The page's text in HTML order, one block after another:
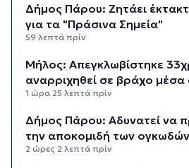
Δήμος Πάρου: Ζητάει
για τα "Πράσινα Σημεία"
59 λεπτά πρίν
Μήλος: Απεγκλωβίστηκε
αναρριχηθεί σε βράχο
1 ώρα 25 λεπτά πρίν
Δήμος Πάρου: Αδυνατεί να
την αποκομιδή των
2 ώρες 2 λεπτά πρίν